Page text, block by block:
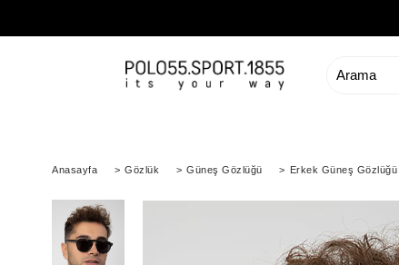
Anasayfa > Gözlük > Güneş Gözlüğü > Erkek Güneş Gözlüğü